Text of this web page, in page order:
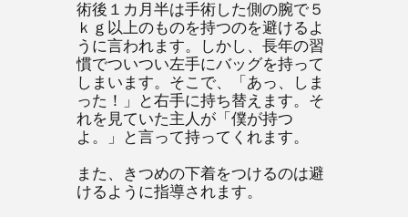
術後１カ月半は手術した側の腕で５
ｋｇ以上のものを持つのを避けるよ
うに言われます。しかし、長年の習
慣でついつい左手にバッグを持って
しまいます。そこで、「あっ、しま
った！」と右手に持ち替えます。そ
れを見ていた主人が「僕が持つ
よ。」と言って持ってくれます。
また、きつめの下着をつけるのは避
けるように指導されます。